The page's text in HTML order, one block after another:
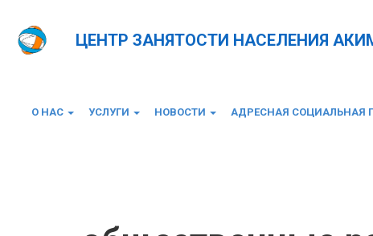
ЦЕНТР ЗАНЯТОСТИ НАСЕЛЕНИЯ
О НАС УСЛУГИ НОВОСТИ АДРЕСНАЯ СОЦИАЛЬНАЯ